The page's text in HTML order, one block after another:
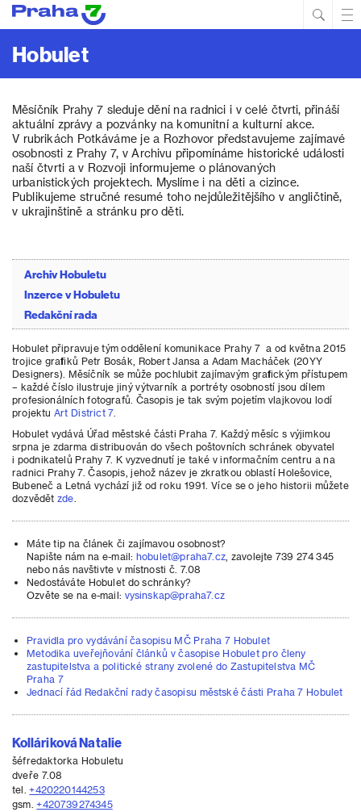
Hobulet
Měsíčník Prahy 7 sleduje dění na radnici i v celé čtvrti, přináší
aktuální zprávy a pozvánky na komunitní a kulturní akce.
V rubrikách Potkáváme je a Rozhovor představujeme zajímavé
osobnosti z Prahy 7, v Archivu připomínáme historické události
naší čtvrti a v Rozvoji informujeme o plánovaných
urbanistických projektech. Myslíme i na děti a cizince.
Publikujeme stručné resumé toho nejdůležitějšího v angličtině,
v ukrajinštině a stránku pro děti.
Archiv Hobuletu
Inzerce v Hobuletu
Redakční rada
Hobulet připravuje tým oddělení komunikace Prahy 7 a od května 2015
trojice grafiků Petr Bosák, Robert Jansa a Adam Macháček (20YY
Designers). Měsíčník se může pochlubit zajímavým grafickým přístupem
– každé číslo ilustruje jiný výtvarník a portréty osobností jsou dílem
profesionálních fotografů. Časopis je tak svým pojetím vlajkovou lodí
projektuArt District 7.
Hobulet vydává Úřad městské části Praha 7. Každý měsíc s výjimkou
srpna je zdarma distribuován do všech poštovních schránek obyvatel
i podnikatelů Prahy 7. K vyzvednutí je také v informačním centru a na
radnici Prahy 7. Časopis, jehož název je zkratkou oblastí Holešovice,
Bubeneč a Letná vychází již od roku 1991. Více se o jeho historii můžete
dozvědětzde
Máte tip na článek či zajímavou osobnost?
Napište nám na e-mail: hobulet@praha7.cz , zavolejte 739 274 345
nebo nás navštivte v místnosti č. 7.08
Nedostáváte Hobulet do schránky?
Ozvěte se na e-mail: vysinskap@praha7.cz
Pravidla pro vydávání časopisu MČ Praha 7 Hobulet
Metodika uveřejňování článků v časopise Hobulet pro členy
zastupitelstva a politické strany zvolené do Zastupitelstva MČ
Praha 7
Jednací řád Redakční rady časopisu městské části Praha 7 Hobulet
Kolláriková Natalie
šéfredaktorka Hobuletu
dveře 7.08
tel.+420220144253
gsm.+420739274345